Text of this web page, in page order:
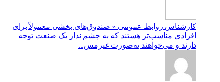
کارشناس روابط عمومی » صندوق‌های بخشی معمولاً برای
افرادی مناسب‌تر هستند که به چشم‌انداز یک صنعت توجه
دارند و می‌خواهند به‌صورت غیرمس...